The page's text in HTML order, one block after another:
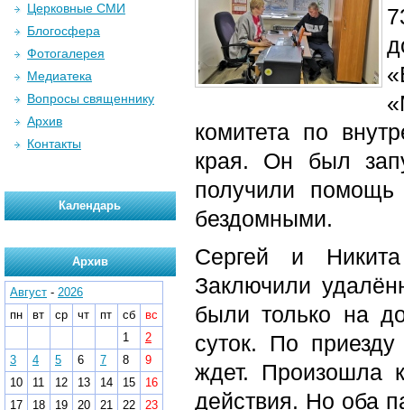
комитета по
края. Он был
получили
бездомными.
Сергей и
Заключили
были только на
суток. По
ждет. Произошла
действия. Но оба
Церковные СМИ
Блогосфера
Фотогалерея
Медиатека
Вопросы священнику
Архив
Контакты
Календарь
Архив
Август - 2026
пн
вт ср чт пт сб
вс
1
2
3
4 5 6 7 8
9
10
11 12 13 14 15
16
17
18 19 20 21 22
23